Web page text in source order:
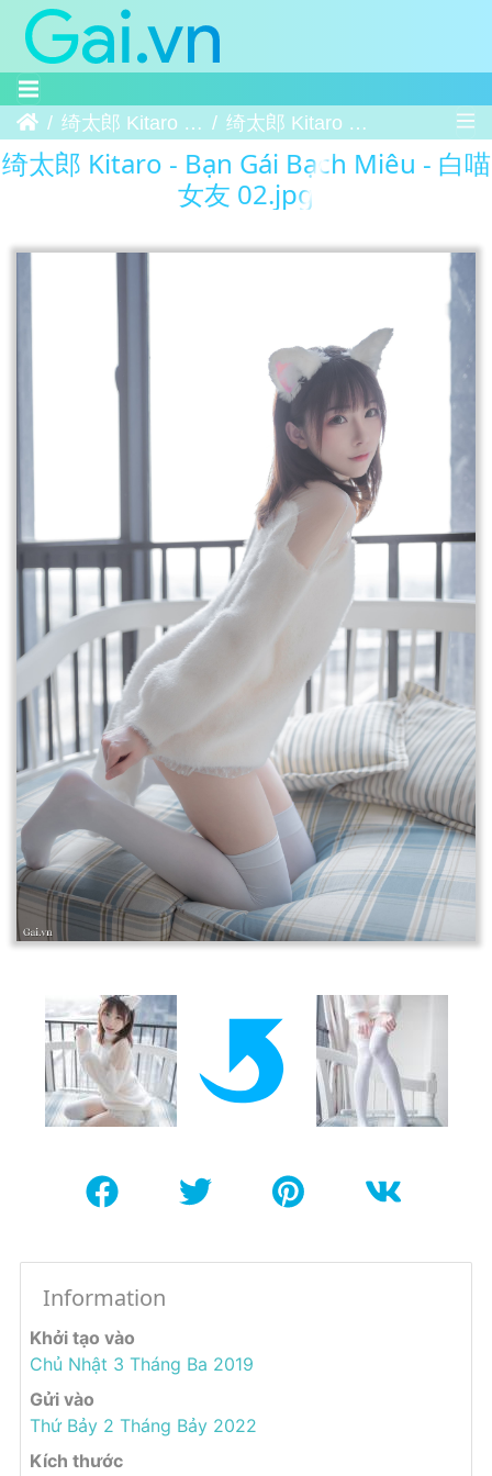
Trang chủ绮太郎 Kitaro - Bạn Gái Bạch Miêu - 白喵女友 绮太郎 Kitaro - Bạn Gái Bạch Miêu - 白喵女友 02
绮太郎 Kitaro - Bạn Gái Bạch Miêu - 白喵
女友 02.jpg
Information
Khởi tạo vào
Chủ Nhật 3 Tháng Ba 2019
Gửi vào
Thứ Bảy 2 Tháng Bảy 2022
Kích thước